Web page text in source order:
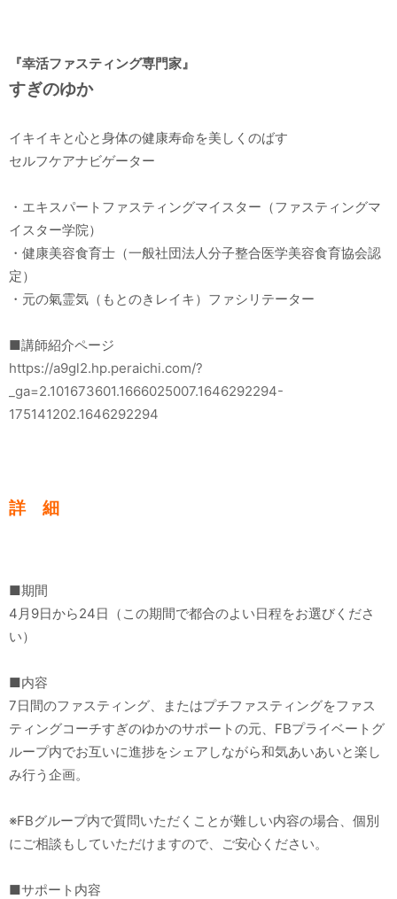
『幸活ファスティング専門家』
すぎのゆか
イキイキと心と身体の健康寿命を美しくのばす
セルフケアナビゲーター
・エキスパートファスティングマイスター（ファスティングマ
イスター学院）
・健康美容食育士（一般社団法人分子整合医学美容食育協会認
定）
・元の氣霊気（もとのきレイキ）ファシリテーター
■講師紹介ページ
https://a9gl2.hp.peraichi.com/?
_ga=2.101673601.1666025007.1646292294-
175141202.1646292294
詳 細
■期間
4月9日から24日（この期間で都合のよい日程をお選びくださ
い）
■内容
7日間のファスティング、またはプチファスティングをファス
ティングコーチすぎのゆかのサポートの元、FBプライベートグ
ループ内でお互いに進捗をシェアしながら和気あいあいと楽し
み行う企画。
※FBグループ内で質問いただくことが難しい内容の場合、個別
にご相談もしていただけますので、ご安心ください。
■サポート内容